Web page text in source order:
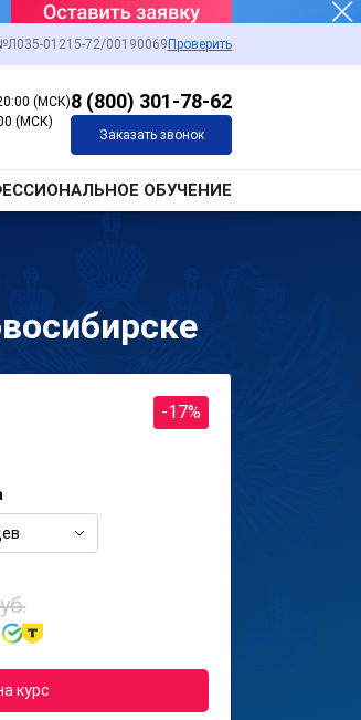
01215-72/00190069 Проверить
(МСК)
(МСК)
8 (800) 301-78-62
Заказать звонок
ОБУЧЕНИЕ
-17%
курс